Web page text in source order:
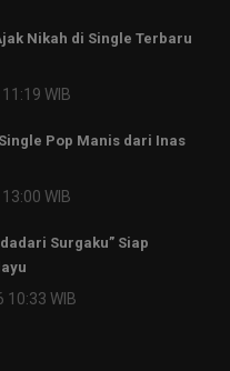
Nikah di Single Terbaru
WIB
Pop Manis dari Inas
WIB
Surgaku” Siap
WIB